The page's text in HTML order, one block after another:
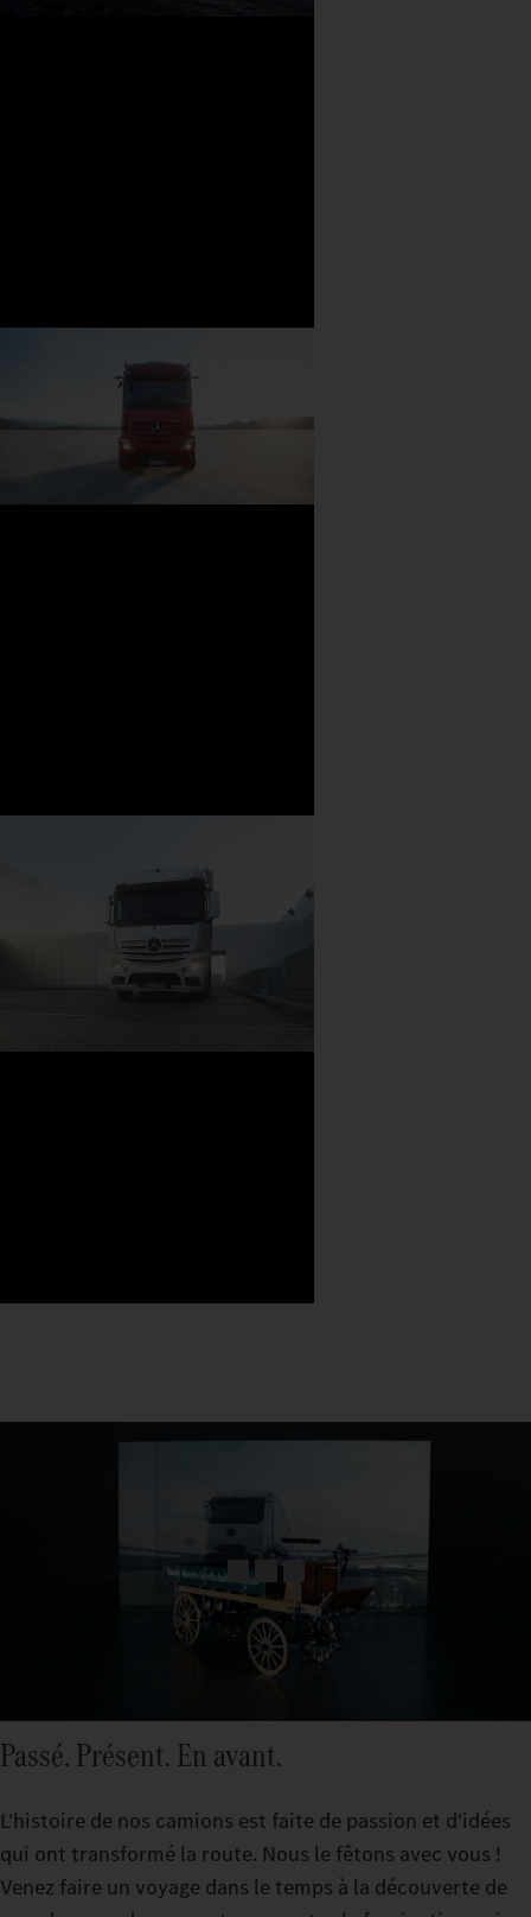
Passé. Présent. En avant.
L'histoire de nos camions est faite de passion et d'idées
qui ont transformé la route. Nous le fêtons avec vous !
Venez faire un voyage dans le temps à la découverte de